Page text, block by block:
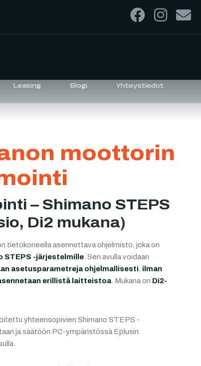
Leasing Blogi Yhteystiedot
moottorin
– Shimano STEPS
Di2 mukana)
tietokoneella asennettava ohjelmisto, joka on
STEPS -järjestelmille . Sen avulla voidaan
asetusparametreja ohjelmallisesti ilman
erillistä laitteistoa . Mukana on Di2-
yhteensopivien Shimano STEPS -
ja säätöön PC-ympäristössä Eplusin